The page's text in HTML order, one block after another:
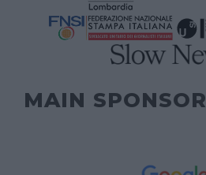
MAIN SPONSOR